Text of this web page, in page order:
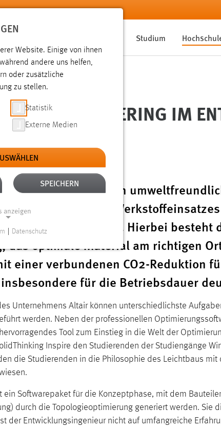
Studium
OTH Amberg-Weiden
ENGINEERING IM
zur Gestaltung von
Optimierung des
Kosten und Zeit. Hierbei besteht
das optimale Material am richtigen
einer verbundenen CO2-Reduktion
für die Betriebsdauer
Unternehmens Altair können unterschiedlichste
werden. Neben der professionellen
Tool zum Einstieg in die Welt der
Inspire den Studierenden der Studiengänge
die Studierenden in die Philosophie des Leichtbaus
Softwarepaket für die Konzeptphase, mit dem
durch die Topologieoptimierung generiert werden.
der Entwicklungsingenieur nicht auf umfangreiche
Website. Einige von ihnen
andere uns helfen,
oder zusätzliche
zu stellen.
Statistik
Externe Medien
SPEICHERN
anzeigen
einwandfreie Funktion der
speichert die
Einverständnis-Optionen
Datenschutz